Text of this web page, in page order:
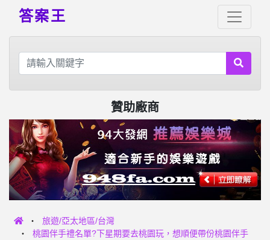
答案王
贊助廠商
旅遊/亞太地區/台灣
桃園伴手禮名單?下星期要去桃園玩，想順便帶份桃園伴手